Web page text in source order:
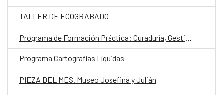
TALLER DE ECOGRABADO
Programa Cartografías Líquidas
PIEZA DEL MES. Museo Josefina y Julián